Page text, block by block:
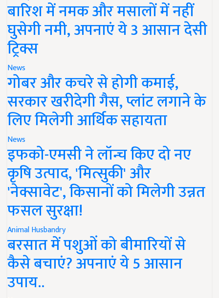
बारिश में नमक और मसालों में नहीं
घुसेगी नमी, अपनाएं ये 3 आसान देसी
ट्रिक्स
News
गोबर और कचरे से होगी कमाई,
सरकार खरीदेगी गैस, प्लांट लगाने के
लिए मिलेगी आर्थिक सहायता
News
इफको-एमसी ने लॉन्च किए दो नए
कृषि उत्पाद, 'मित्सुकी' और
'नेक्सावेट', किसानों को मिलेगी उन्नत
फसल सुरक्षा!
Animal Husbandry
बरसात में पशुओं को बीमारियों से
कैसे बचाएं? अपनाएं ये 5 आसान
उपाय..